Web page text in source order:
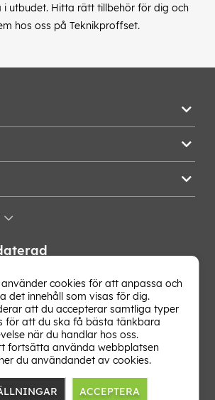
i utbudet. Hitta rätt tillbehör för dig och
hos oss på Teknikproffset.
hetaste erbjudandena och
oss direkt i din mejlkorg. Signa upp på
cookies för att anpassa och
det innehåll som visas för dig.
att du accepterar samtliga typer
för att du ska få bästa tänkbara
när du handlar hos oss.
fortsätta använda webbplatsen
du användandet av cookies.
ACCEPTERA